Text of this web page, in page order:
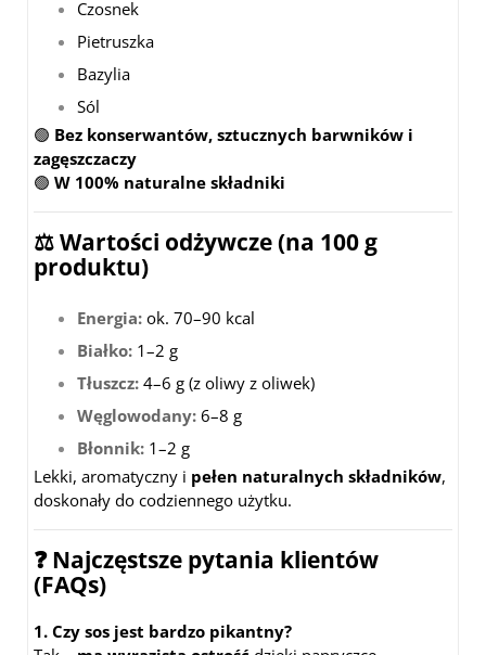
Czosnek
Pietruszka
Bazylia
Sól
🟢 Bez konserwantów, sztucznych barwników i
zagęszczaczy
🟢 W 100% naturalne składniki
⚖️ Wartości odżywcze (na 100 g
produktu)
Energia: ok. 70–90 kcal
Białko: 1–2 g
Tłuszcz: 4–6 g (z oliwy z oliwek)
Węglowodany: 6–8 g
Błonnik: 1–2 g
Lekki, aromatyczny i pełen naturalnych składników,
doskonały do codziennego użytku.
❓ Najczęstsze pytania klientów
(FAQs)
1. Czy sos jest bardzo pikantny?